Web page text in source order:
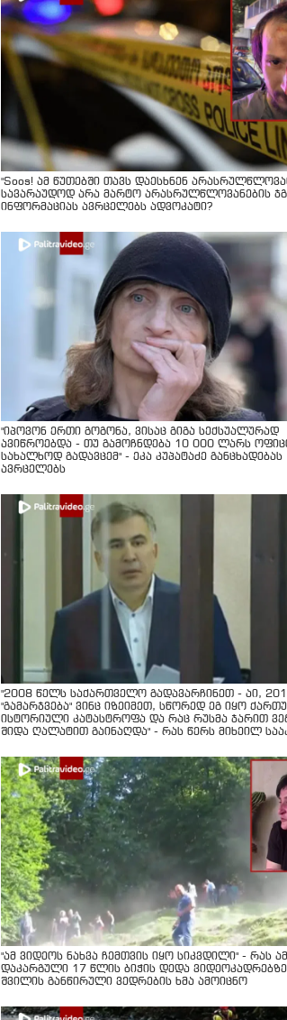
"Soos! ამ წუთებში თავს დაესხნენ
სავარაუდოდ არა მარტო არასრულწლოვანების
ინფორმაციას ავრცელებს ადვოკატი?
"იპოვონ ერთი გოგონა, ვისაც გიგა სექსუალურად
ავიწროებდა - თუ გამოჩნდება 10 000 ლარს
სახალხოდ გადავცემ" - ეკა კუპატაძე განცხადებას
ავრცელებს
"2008 წელს საქართველო გადავარჩინეთ - აი,
"გამარჯვება" ვინც იზეიმეთ, სწორედ ეგ იყო
ისტორიული კატასტროფა და რაც რუსმა ჯარით
შიდა ღალატით გაინაღდა" - რას წერს მიხეილ
"ამ ვიდეოს ნახვა ჩემთვის იყო სიკვდილი" - რას
დაკარგული 17 წლის ბიჭის დედა
შვილის განწირული ვედრების ხმა ამოიცნო